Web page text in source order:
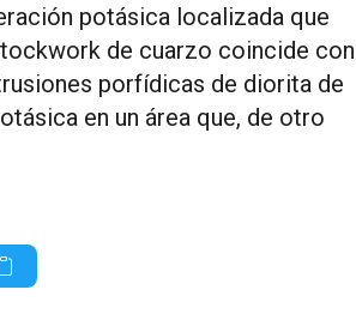
potásica localizada que
de cuarzo coincide con
porfídicas de diorita de
en un área que, de otro